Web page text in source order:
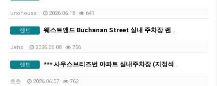
unohouse 2026.06.18 641
렌트 웨스트앤드 Buchanan Street 실내 주차장 렌트 (주 $35) 단기 장기 가능
Jehs 2026.06.08 756
렌트 *** 사우스브리즈번 아파트 실내주차장 (지정석)***
쵸쵸 2026.06.07 762